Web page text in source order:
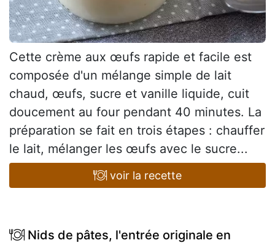
Cette crème aux œufs rapide et facile est
composée d'un mélange simple de lait
chaud, œufs, sucre et vanille liquide, cuit
doucement au four pendant 40 minutes. La
préparation se fait en trois étapes : chauffer
le lait, mélanger les œufs avec le sucre...
voir la recette
Nids de pâtes, l'entrée originale en